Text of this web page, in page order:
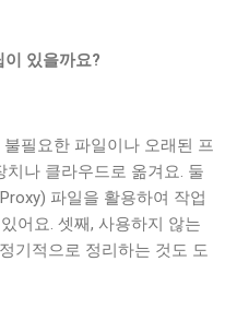
있을까요?
필요한 파일이나 오래된 프
나 클라우드로 옮겨요. 둘
파일을 활용하여 작업
어요. 셋째, 사용하지 않는
기적으로 정리하는 것도 도